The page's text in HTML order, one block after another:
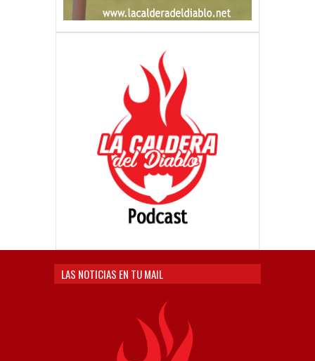
LAS NOTICIAS EN TU MAIL